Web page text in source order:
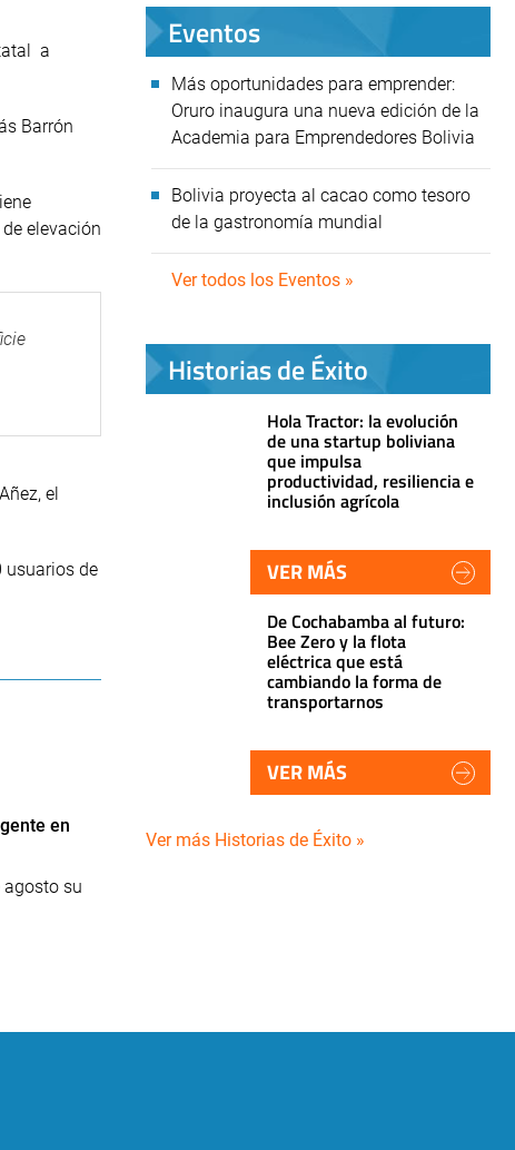
a
Barrón
elevación
el
usuarios de
en
agosto su
Eventos
Más oportunidades para emprender:
Oruro inaugura una nueva edición de la
Academia para Emprendedores Bolivia
Bolivia proyecta al cacao como tesoro
de la gastronomía mundial
Ver todos los Eventos »
Historias de Éxito
Hola Tractor: la evolución
de una startup boliviana
que impulsa
productividad, resiliencia e
inclusión agrícola
VER MÁS
De Cochabamba al futuro:
Bee Zero y la flota
eléctrica que está
cambiando la forma de
transportarnos
VER MÁS
Ver más Historias de Éxito »